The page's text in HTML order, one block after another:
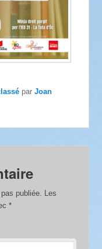
parJoan
publiée. Les
*